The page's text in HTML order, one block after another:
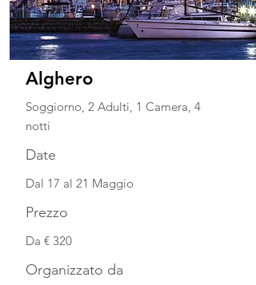
Alghero
Soggiorno, 2 Adulti, 1 Camera, 4
notti
Date
Dal 17 al 21 Maggio
Prezzo
Da € 320
Organizzato da